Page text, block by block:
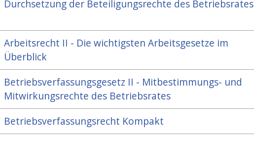
Durchsetzung der Beteiligungsrechte des Betriebsrates
Arbeitsrecht II - Die wichtigsten Arbeitsgesetze im
Überblick
Betriebsverfassungsgesetz II - Mitbestimmungs- und
Mitwirkungsrechte des Betriebsrates
Betriebsverfassungsrecht Kompakt